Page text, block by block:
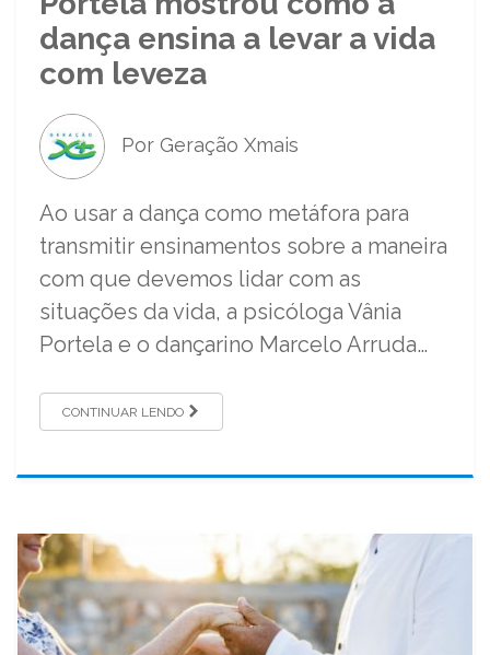
dança ensina a levar a vida
com leveza
Por Geração Xmais
Ao usar a dança como metáfora para
transmitir ensinamentos sobre a maneira
com que devemos lidar com as
situações da vida, a psicóloga Vânia
Portela e o dançarino Marcelo Arruda…
CONTINUAR LENDO